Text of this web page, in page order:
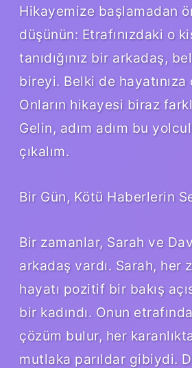
Hikayemize başlamadan
düşünün: Etrafınızdaki o
tanıdığınız bir arkadaş,
bireyi. Belki de
Onların hikayesi biraz
Gelin, adım adım bu
çıkalım.
Bir Gün, Kötü Haberlerin
Bir zamanlar, Sarah ve
arkadaş vardı. Sarah, her
hayatı pozitif bir bakış
bir kadındı. Onun
çözüm bulur, her
mutlaka parıldar gibiydi.